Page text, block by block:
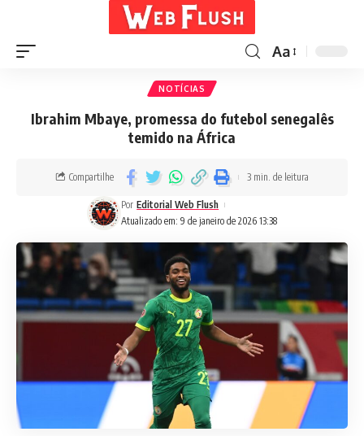
Aa
NOTÍCIAS
Ibrahim Mbaye, promessa do futebol senegalês
temido na África
Atualizado em: 9 de janeiro de 2026 13:38
Por Editorial Web Flush
Compartilhe 3 min. de leitura